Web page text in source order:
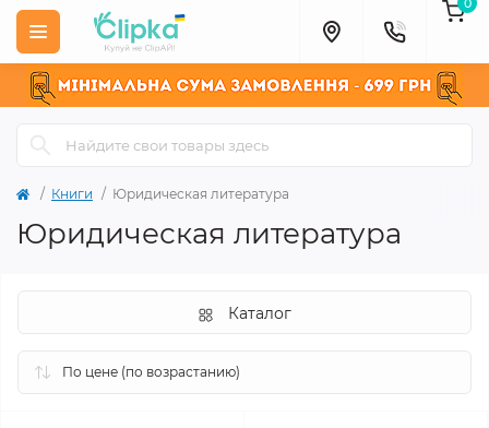
Книги Юридическая литература
Юридическая литература
Каталог